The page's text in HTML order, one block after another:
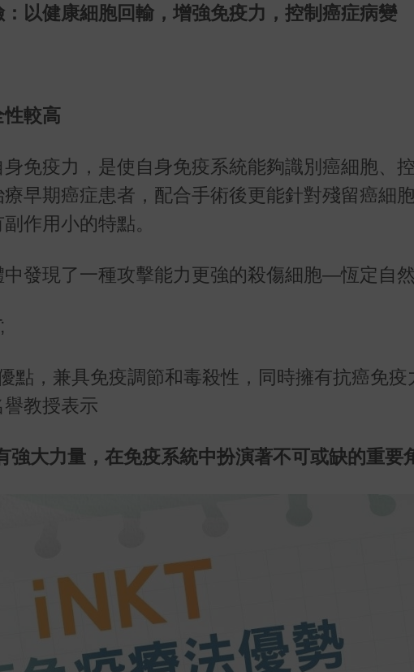
以健康細胞回輸，增強免疫力，控制癌症病變
性較高
免疫力，是使自身免疫系統能夠識別癌細胞、
早期癌症患者，配合手術後更能針對殘留癌細
作用小的特點。
發現了一種攻擊能力更強的殺傷細胞—恆定自
點，兼具免疫調節和毒殺性，同時擁有抗癌免疫
教授表示
強大力量，在免疫系統中扮演著不可或缺的重要